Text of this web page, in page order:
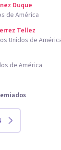
Duque
de América
Tellez
Unidos de
de América